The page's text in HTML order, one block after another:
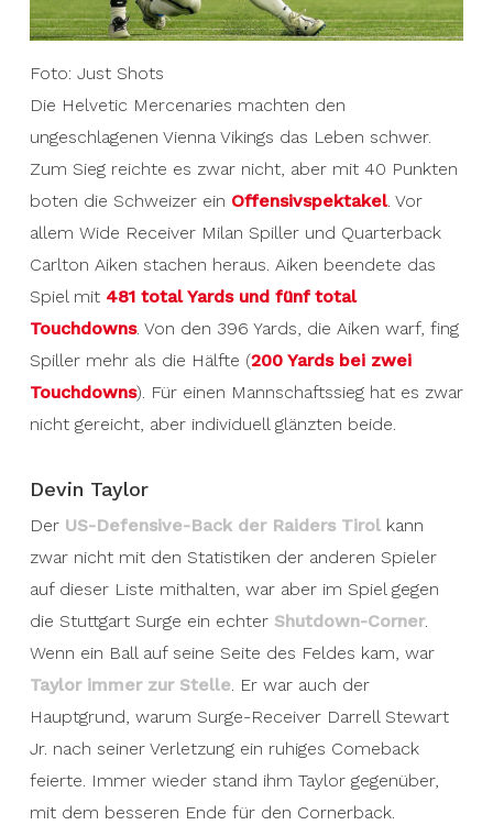
Foto: Just Shots
Die Helvetic Mercenaries machten den
ungeschlagenen Vienna Vikings das Leben schwer.
Zum Sieg reichte es zwar nicht, aber mit 40 Punkten
boten die Schweizer ein Offensivspektakel. Vor
allem Wide Receiver Milan Spiller und Quarterback
Carlton Aiken stachen heraus. Aiken beendete das
Spiel mit 481 total Yards und fünf total
Touchdowns. Von den 396 Yards, die Aiken warf, fing
Spiller mehr als die Hälfte (200 Yards bei zwei
Touchdowns). Für einen Mannschaftssieg hat es zwar
nicht gereicht, aber individuell glänzten beide.
Devin Taylor
Der US-Defensive-Back der Raiders Tirolkann
zwar nicht mit den Statistiken der anderen Spieler
auf dieser Liste mithalten, war aber im Spiel gegen
die Stuttgart Surge ein echter Shutdown-Corner.
Wenn ein Ball auf seine Seite des Feldes kam, war
Taylor immer zur Stelle. Er war auch der
Hauptgrund, warum Surge-Receiver Darrell Stewart
Jr. nach seiner Verletzung ein ruhiges Comeback
feierte. Immer wieder stand ihm Taylor gegenüber,
mit dem besseren Ende für den Cornerback.